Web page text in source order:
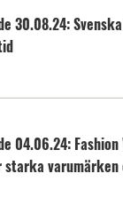
30.08.24:
04.06.24: Fashion
varumärken